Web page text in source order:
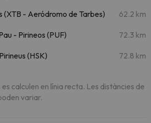
(XTB - Aeródromo de Tarbes) 62.2 km
- Pirineos (PUF) 72.3 km
(HSK) 72.8 km
calculen en línia recta. Les distàncies de
variar.